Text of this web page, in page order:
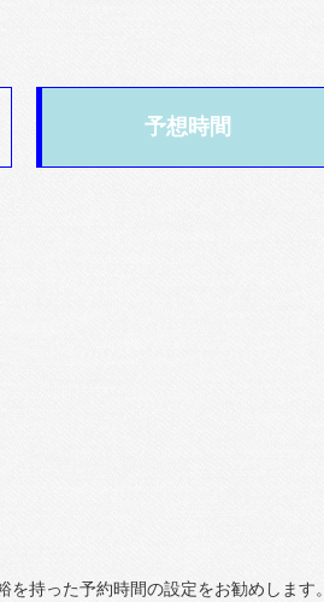
予想時間
持った予約時間の設定をお勧めします。